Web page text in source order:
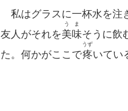
私はグラスに一杯水を注
友人がそれを美味
うま
そうに飲
た。何かがここで疼
うず
いてい